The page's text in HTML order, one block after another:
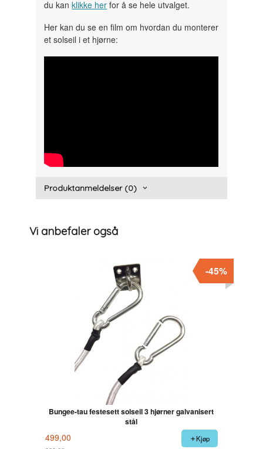
du kanklikke her for å se hele utvalget.
Her kan du se en film om hvordan du monterer
et solseil i et hjørne:
" width="300" height="150">
Produktanmeldelser (0)
Vi anbefaler også
Bungee-tau festesett solseil 3 hjørner galvanisert
stål
499,00
-45%
Kjøp